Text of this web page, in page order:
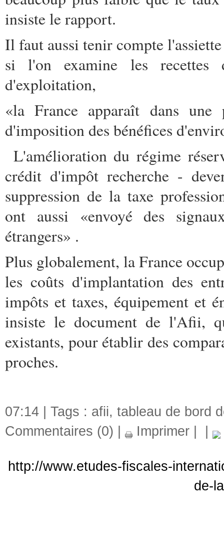
insiste le rapport.
Il faut aussi tenir compte
si l'on examine les recettes
d'exploitation,
«la France apparaît dans
d'imposition des bénéfices
L'amélioration du régime
crédit d'impôt recherche -
suppression de la taxe
ont aussi «envoyé des
étrangers» .
Plus globalement, la France
les coûts d'implantation des
impôts et taxes, équipement et
insiste le document de l'Afii,
existants, pour établir des
proches.
07:14 | Tags : afii, tableau de bord
Commentaires (0)
Imprimer
http://www.etudes-fiscales-
de-